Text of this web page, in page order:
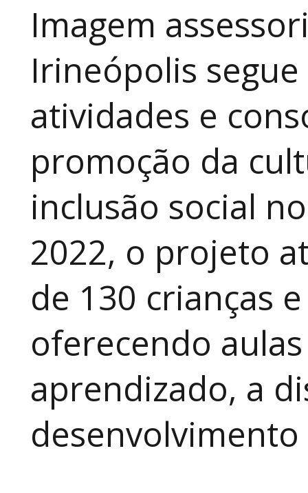
Imagem
Irineópolis
atividades e
promoção da
inclusão social
2022, o projeto
de 130 crianças
oferecendo
aprendizado, a